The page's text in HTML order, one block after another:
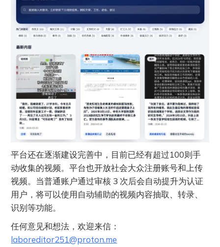
平台还在逐渐建设完善中，目前已经有超过100则手
动收集的视频。平台也开放社会大众注册账号和上传
视频。当普通账户通过审核 3 次后会自动提升为认证
用户，将可以使用自动辅助的视频内容抽取、转录、
识别等功能。
任何意见和想法，欢迎来信：
laboreditor251@proton.me